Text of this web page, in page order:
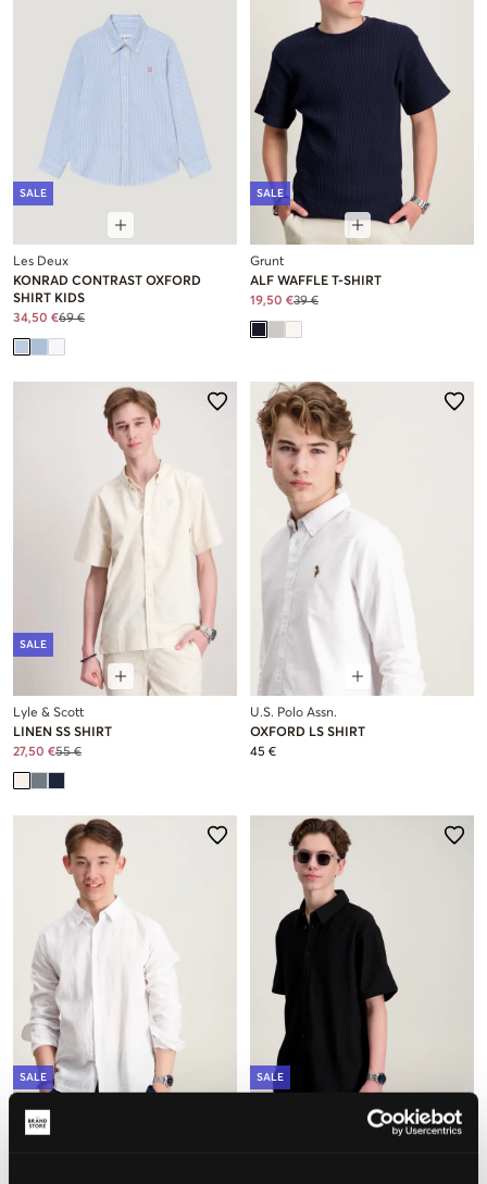
SALE
Les Deux
KONRAD CONTRAST OXFORD
SHIRT KIDS
34,50 €69 €
SALE
Grunt
ALF WAFFLE T-SHIRT
19,50 €39 €
SALE
Lyle & Scott
LINEN SS SHIRT
27,50 €55 €
U.S. Polo Assn.
OXFORD LS SHIRT
45 €
SALE SALE